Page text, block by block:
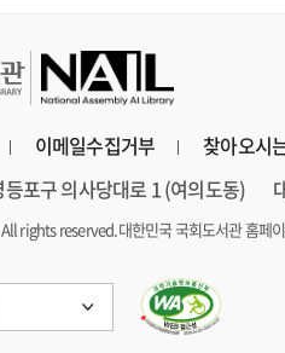
이메일수집거부 찾아오시
포구 의사당대로 1 (여의도동)
rights reserved. 대한민국 국회도서관 홈페